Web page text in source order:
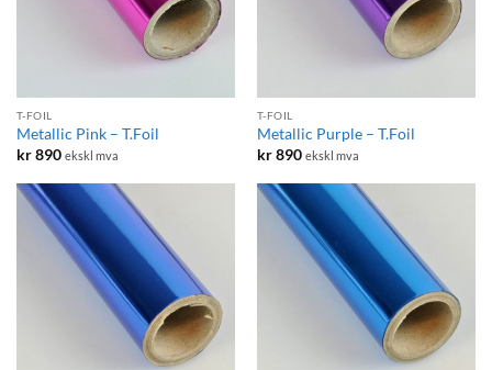
T-FOIL
Metallic Pink – T.Foil
kr890 ekskl mva
T-FOIL
Metallic Purple – T.Foil
kr890 ekskl mva